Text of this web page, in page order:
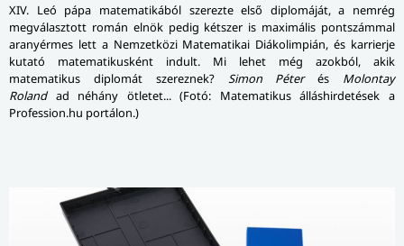
XIV. Leó pápa matematikából szerezte első diplomáját, a nemrég
megválasztott román elnök pedig kétszer is maximális pontszámmal
aranyérmes lett a Nemzetközi Matematikai Diákolimpián, és karrierje
kutató matematikusként indult. Mi lehet még azokból, akik
matematikus diplomát szereznek? Simon Péterés Molontay
Rolandad néhány ötletet... (Fotó: Matematikus állás­hir­de­té­sek a
Profession.hu portálon.)